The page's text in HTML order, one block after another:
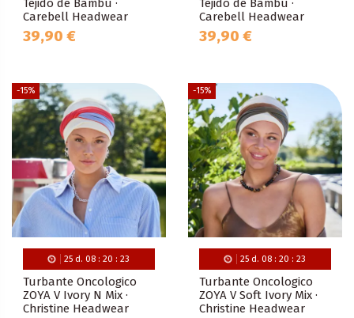
Tejido de Bambú ·
Carebell Headwear
39,90 €
Tejido de Bambú ·
Carebell Headwear
39,90 €
-15%
25 d. 08 :20 :22
Turbante Oncologico
ZOYA V Ivory N Mix ·
Christine Headwear
-15%
25 d. 08 :20 :22
Turbante Oncologico
ZOYA V Soft Ivory Mix ·
Christine Headwear